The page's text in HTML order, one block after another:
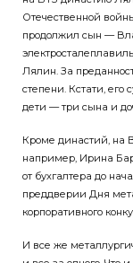
Отечественной
продолжил сын —
Лялин. За
степени. Кстати, его
дети — три сына и
Кроме династий, на
например, Ирина
от бухгалтера до
преддверии Дня
корпоративного
И все же